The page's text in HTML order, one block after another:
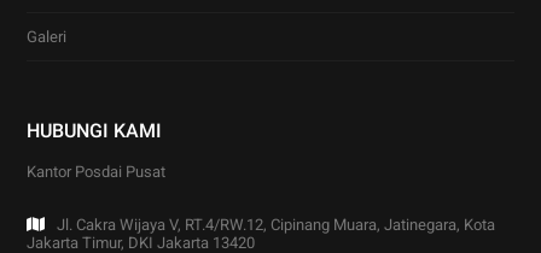
Galeri
HUBUNGI KAMI
Kantor Posdai Pusat
Jl. Cakra Wijaya V, RT.4/RW.12, Cipinang Muara, Jatinegara, Kota
Jakarta Timur, DKI Jakarta 13420